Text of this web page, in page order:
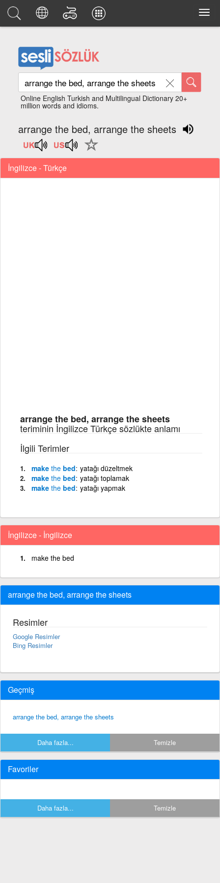
Online English Turkish and Multilingual Dictionary 20+
million words and idioms.
arrange the bed, arrange the sheets
İngilizce - Türkçe
arrange the bed, arrange the sheets
teriminin İngilizce Türkçe sözlükte anlamı
İlgili Terimler
make the bed yatağı düzeltmek
make the bed yatağı toplamak
make the bed yatağı yapmak
İngilizce - İngilizce
make the bed
arrange the bed, arrange the sheets
Resimler
Google Resimler
Bing Resimler
Geçmiş
arrange the bed, arrange the sheets
Daha fazla... Temizle
Favoriler
Daha fazla... Temizle